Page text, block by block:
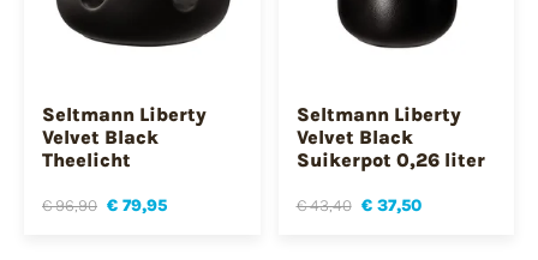
Seltmann Liberty
Velvet Black
Theelicht
€ 96,90 € 79,95
Seltmann Liberty
Velvet Black
Suikerpot 0,26 liter
€ 43,40 € 37,50